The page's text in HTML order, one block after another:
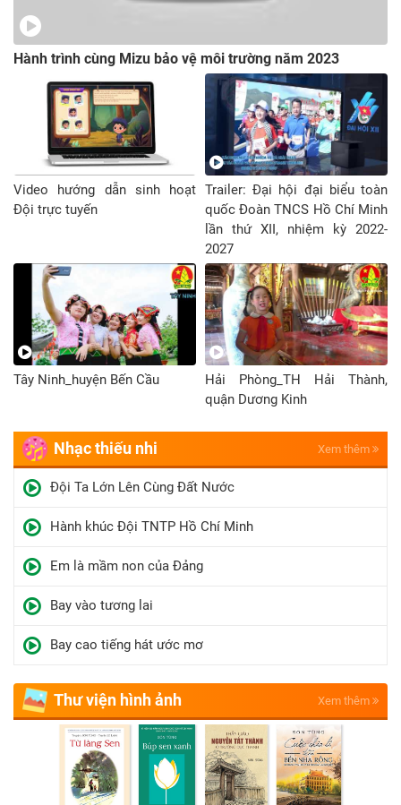
Hành trình cùng Mizu bảo vệ môi trường năm 2023
Video hướng dẫn sinh hoạt
Đội trực tuyến
Trailer: Đại hội đại biểu toàn
quốc Đoàn TNCS Hồ Chí Minh
lần thứ XII, nhiệm kỳ 2022-
2027
Tây Ninh_huyện Bến Cầu
Hải Phòng_TH Hải Thành,
quận Dương Kinh
Nhạc thiếu nhi Xem thêm
Đội Ta Lớn Lên Cùng Đất Nước
Hành khúc Đội TNTP Hồ Chí Minh
Em là mầm non của Đảng
Bay vào tương lai
Bay cao tiếng hát ước mơ
Thư viện hình ảnh Xem thêm